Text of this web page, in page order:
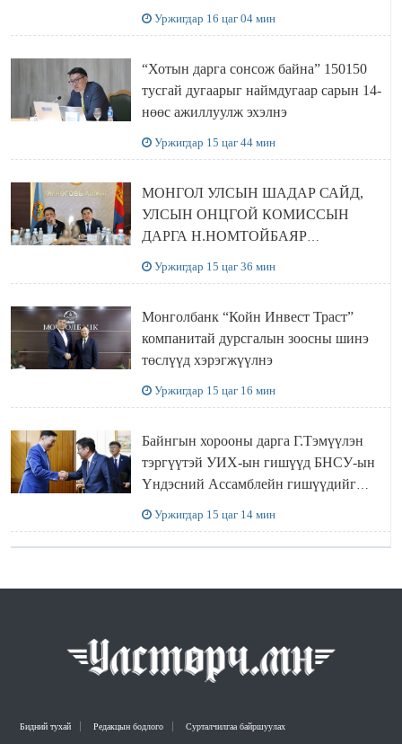
Уржигдар 16 цаг 04 мин
“Хотын дарга сонсож байна” 150150
тусгай дугаарыг наймдугаар сарын 14-
нөөс ажиллуулж эхэлнэ
Уржигдар 15 цаг 44 мин
МОНГОЛ УЛСЫН ШАДАР САЙД,
УЛСЫН ОНЦГОЙ КОМИССЫН
ДАРГА Н.НОМТОЙБАЯР
Уржигдар 15 цаг 36 мин
Монголбанк “Койн Инвест Траст”
компанитай дурсгалын зоосны шинэ
төслүүд хэрэгжүүлнэ
Уржигдар 15 цаг 16 мин
Байнгын хорооны дарга Г.Тэмүүлэн
тэргүүтэй УИХ-ын гишүүд БНСУ-ын
Үндэсний Ассамблейн гишүүдийг
Уржигдар 15 цаг 14 мин
Бидний тухай Редакцын бодлого Сурталчилгаа байршуулах